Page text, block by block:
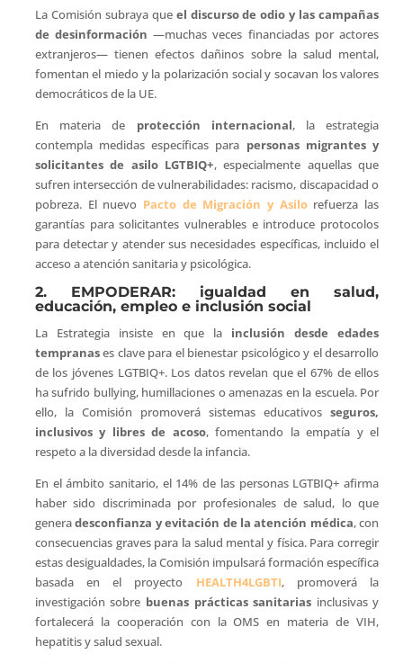
La Comisión subraya que el discurso de odio y las campañas
de desinformación —muchas veces financiadas por actores
extranjeros— tienen efectos dañinos sobre la salud mental,
fomentan el miedo y la polarización social y socavan los valores
democráticos de la UE.
En materia de protección internacional, la estrategia
contempla medidas específicas para personas migrantes y
solicitantes de asilo LGTBIQ+, especialmente aquellas que
sufren intersección de vulnerabilidades: racismo, discapacidad o
pobreza. El nuevo Pacto de Migración y Asilorefuerza las
garantías para solicitantes vulnerables e introduce protocolos
para detectar y atender sus necesidades específicas, incluido el
acceso a atención sanitaria y psicológica.
2. EMPODERAR: igualdad en salud,
educación, empleo e inclusión social
La Estrategia insiste en que la inclusión desde edades
tempranases clave para el bienestar psicológico y el desarrollo
de los jóvenes LGTBIQ+. Los datos revelan que el 67% de ellos
ha sufrido bullying, humillaciones o amenazas en la escuela. Por
ello, la Comisión promoverá sistemas educativosseguros,
inclusivos y libres de acoso, fomentando la empatía y el
respeto a la diversidad desde la infancia.
En el ámbito sanitario, el 14% de las personas LGTBIQ+ afirma
haber sido discriminada por profesionales de salud, lo que
generadesconfianza y evitación de la atención médica, con
consecuencias graves para la salud mental y física. Para corregir
estas desigualdades, la Comisión impulsará formación específica
basada en el proyecto HEALTH4LGBTI, promoverá la
investigación sobre buenas prácticas sanitarias inclusivas y
fortalecerá la cooperación con la OMS en materia de VIH,
hepatitis y salud sexual.